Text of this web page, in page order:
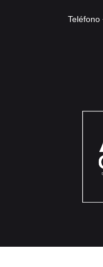
Teléfono